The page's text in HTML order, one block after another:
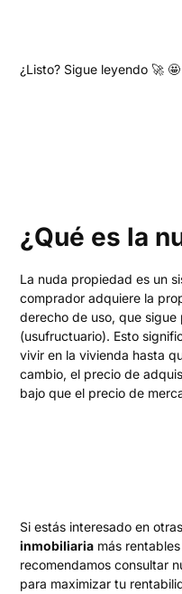
¿Listo? Sigue leyendo 🚀 🤩
¿Qué es la
La nuda propiedad es un
comprador adquiere la
derecho de uso, que
(usufructuario). Esto
vivir en la vivienda hasta
cambio, el precio de
bajo que el precio de
Si estás interesado en
inmobiliaria más
recomendamos consultar
para maximizar tu